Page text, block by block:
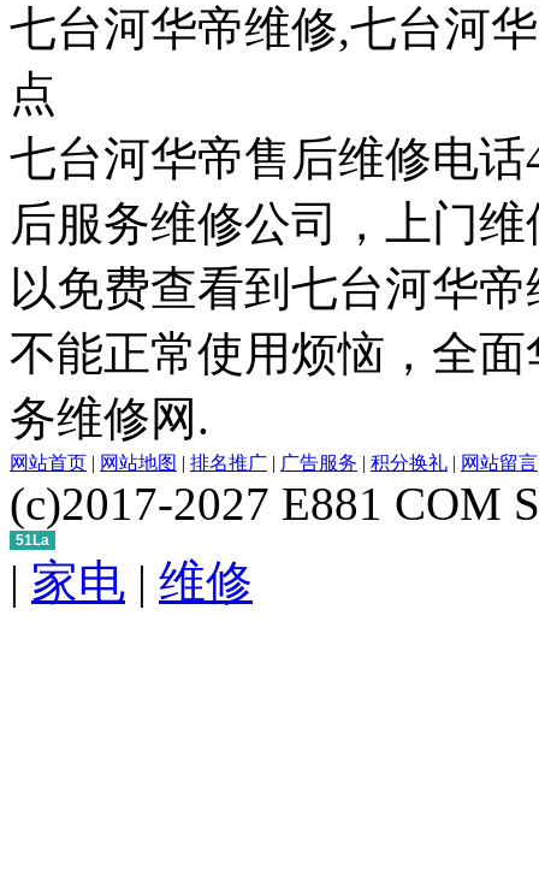
七台河华帝维修,七台河
点
七台河华帝售后维修电
后服务维修公司，上门
以免费查看到七台河华
不能正常使用烦恼，全
务维修网.
网站首页 | 网站地图 | 排名推广 | 广告服务 | 积分换礼 | 网站留言
(c)2017-2027 E881 COM
51La
| 家电 | 维修